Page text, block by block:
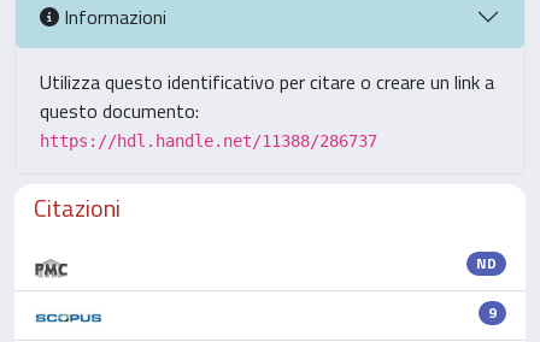
Informazioni
Utilizza questo identificativo per citare o creare un link a
questo documento:
https://hdl.handle.net/11388/286737
Citazioni
ND
9